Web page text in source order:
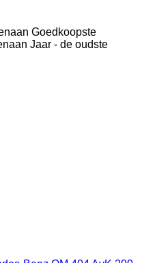
Goedkoopste
Jaar - de oudste